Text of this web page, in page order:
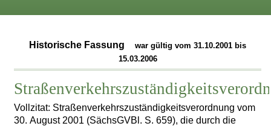
Historische Fassung
war gültig vom 31.10.2001 bis
15.03.2006
Vollzitat: Straßenverkehrszuständigkeitsverordnung vom
30. August 2001 (SächsGVBl. S. 659), die durch die